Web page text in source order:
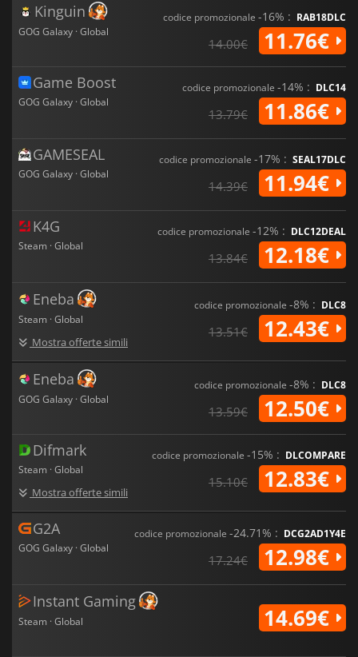
Kinguin
GOG Galaxy · Global
codice promozionale -16% : RAB18DLC
14.00€ 11.76€
Game Boost
GOG Galaxy · Global
codice promozionale -14% : DLC14
13.79€ 11.86€
GAMESEAL
GOG Galaxy · Global
codice promozionale -17% : SEAL17DLC
14.39€ 11.94€
K4G
Steam · Global
codice promozionale -12% : DLC12DEAL
13.84€ 12.18€
Eneba
Steam · Global
Mostra offerte simili
codice promozionale -8% : DLC8
13.51€ 12.43€
Eneba
GOG Galaxy · Global
codice promozionale -8% : DLC8
13.59€ 12.50€
Difmark
Steam · Global
Mostra offerte simili
codice promozionale -15% : DLCOMPARE
15.10€ 12.83€
G2A
GOG Galaxy · Global
codice promozionale -24.71% : DCG2AD1Y4E
17.24€ 12.98€
Instant Gaming
Steam · Global 14.69€